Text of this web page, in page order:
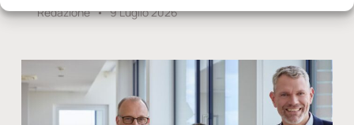
Redazione 9 Luglio 2026